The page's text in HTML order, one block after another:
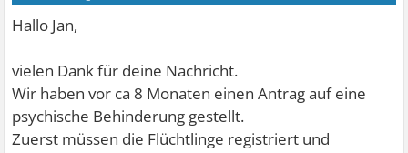
Hallo Jan,
vielen Dank für deine Nachricht.
Wir haben vor ca 8 Monaten einen Antrag auf eine
psychische Behinderung gestellt.
Zuerst müssen die Flüchtlinge registriert und